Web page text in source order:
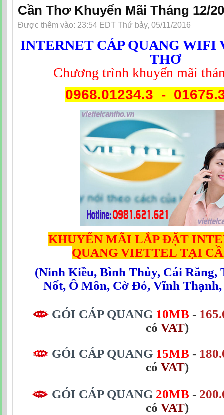
Cần Thơ Khuyến Mãi Tháng 12/
Được thêm vào: 23:54 EDT Thứ bảy, 05/11/2016
INTERNET CÁP QUANG WIFI
THƠ
Chương trình khuyến mãi
0968.01234.3 -
KHUYẾN MÃI LẮP ĐẶT
QUANG VIETTEL TẠI
(Ninh Kiều, Bình Thủy, Cái Răng,
Nốt, Ô Môn, Cờ Đỏ, Vĩnh Thạnh
GÓI CÁP QUANG 10MB -
có VAT)
GÓI CÁP QUANG 15MB -
có VAT)
GÓI CÁP QUANG 20MB -
có VAT)